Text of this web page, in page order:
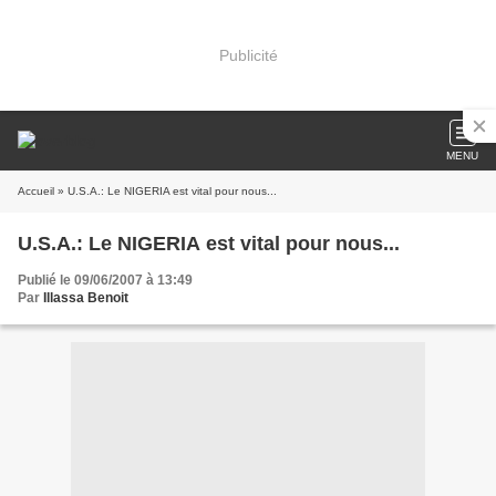
Publicité
MENU
Accueil » U.S.A.: Le NIGERIA est vital pour nous...
U.S.A.: Le NIGERIA est vital pour nous...
Publié le 09/06/2007 à 13:49
Par
Illassa Benoit